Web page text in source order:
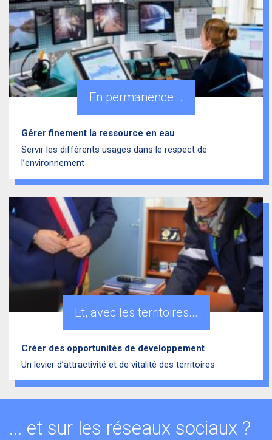
En permanence...
Gérer finement la ressource en eau
Servir les différents usages dans le respect de
l’environnement
Et, avec les territoires...
Créer des opportunités de développement
Un levier d’attractivité et de vitalité des territoires
... et sur les réseaux sociaux ?